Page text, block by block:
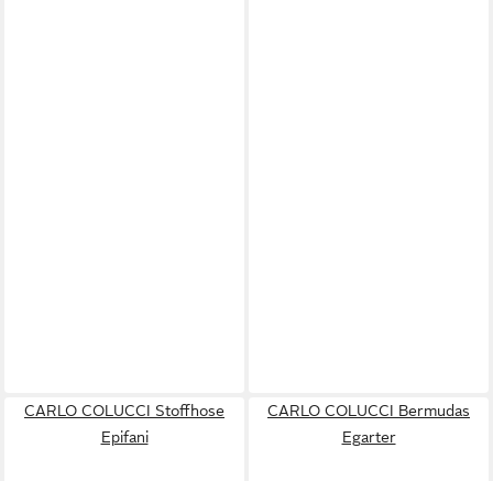
CARLO COLUCCI Stoffhose
Epifani
CARLO COLUCCI Bermudas
Egarter